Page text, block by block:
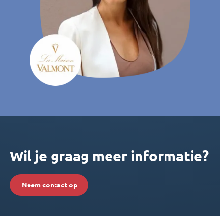
Wil je graag meer informatie?
Neem contact op